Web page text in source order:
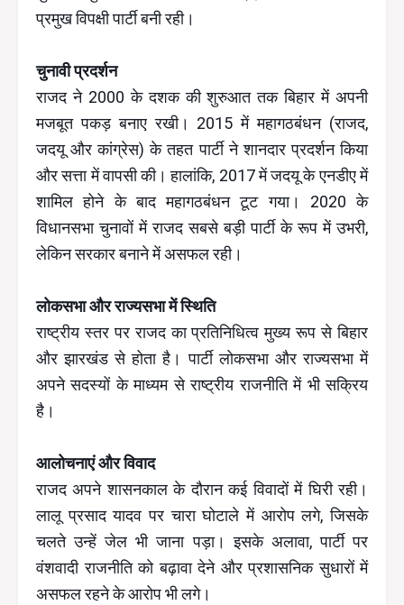
प्रमुख विपक्षी पार्टी बनी रही।
चुनावी प्रदर्शन
राजद ने 2000 के दशक की शुरुआत तक बिहार में अपनी
मजबूत पकड़ बनाए रखी। 2015 में महागठबंधन (राजद,
जदयू और कांग्रेस) के तहत पार्टी ने शानदार प्रदर्शन किया
और सत्ता में वापसी की। हालांकि, 2017 में जदयू के एनडीए में
शामिल होने के बाद महागठबंधन टूट गया। 2020 के
विधानसभा चुनावों में राजद सबसे बड़ी पार्टी के रूप में उभरी,
लेकिन सरकार बनाने में असफल रही।
लोकसभा और राज्यसभा में स्थिति
राष्ट्रीय स्तर पर राजद का प्रतिनिधित्व मुख्य रूप से बिहार
और झारखंड से होता है। पार्टी लोकसभा और राज्यसभा में
अपने सदस्यों के माध्यम से राष्ट्रीय राजनीति में भी सक्रिय
है।
आलोचनाएं और विवाद
राजद अपने शासनकाल के दौरान कई विवादों में घिरी रही।
लालू प्रसाद यादव पर चारा घोटाले में आरोप लगे, जिसके
चलते उन्हें जेल भी जाना पड़ा। इसके अलावा, पार्टी पर
वंशवादी राजनीति को बढ़ावा देने और प्रशासनिक सुधारों में
असफल रहने के आरोप भी लगे।